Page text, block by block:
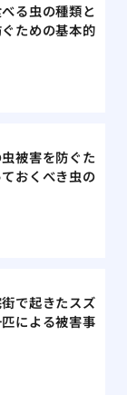
る虫の種類と
ための基本的
被害を防ぐた
おくべき虫の
で起きたスズ
による被害事